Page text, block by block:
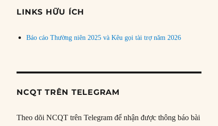
đề
LINKS HỮU ÍCH
Báo cáo Thường niên 2025 và Kêu gọi tài trợ năm 2026
NCQT TRÊN TELEGRAM
Theo dõi NCQT trên Telegram để nhận được thông báo bài